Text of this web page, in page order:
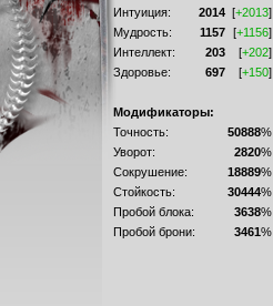
Интуиция:
2014 [+2013]
Мудрость:
1157 [+1156]
Интеллект:
203 [+202]
Здоровье:
697 [+150]
Модификаторы:
Точность:
50888%
Уворот:
2820%
Сокрушение:
18889%
Стойкость:
30444%
Пробой блока:
3638%
Пробой брони:
3461%